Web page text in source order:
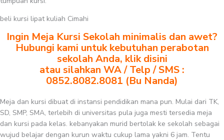
beli kursi lipat kuliah Cimahi
Ingin Meja Kursi Sekolah minimalis dan awet?
Hubungi kami untuk kebutuhan perabotan
sekolah Anda, klik disini
atau silahkan WA / Telp / SMS :
0852.8082.8081 (Bu Nanda)
Meja dan kursi dibuat di instansi pendidikan mana pun. Mulai dari TK,
SD, SMP, SMA, terlebih di universitas pula juga mesti tersedia meja
dan kursi pada kelas. kebanyakan murid bertolak ke sekolah sebagai
wujud belajar dengan kurun waktu cukup lama yakni 6 jam. Tentu